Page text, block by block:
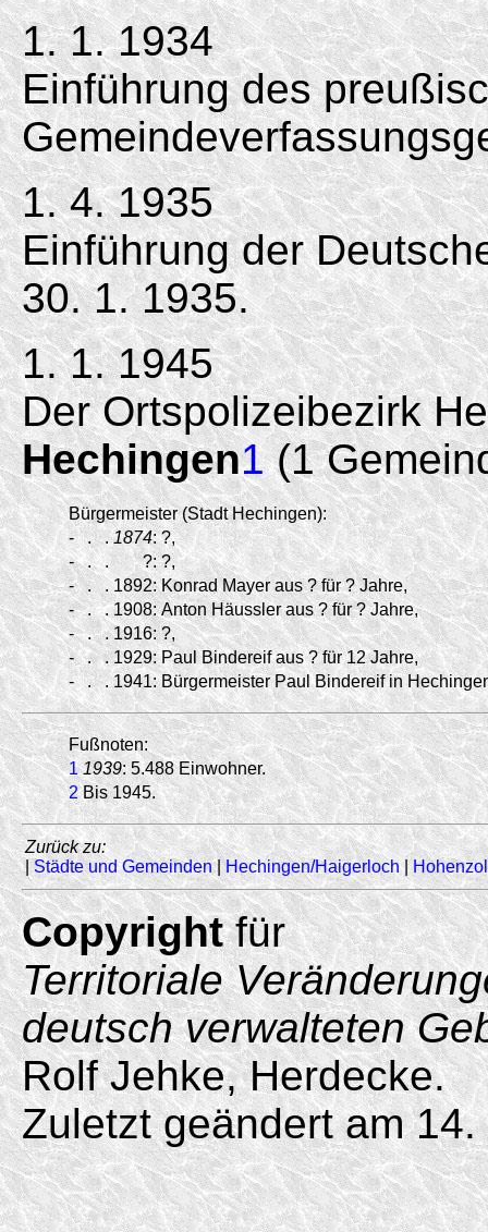
1. 1. 1934
Einführung des
1. 4. 1935
Einführung der
30. 1. 1935.
1. 1. 1945
Der Ortspolizeibezirk
Hechingen1(1
Bürgermeister (Stadt Hechingen):
-
. . 1874: ?,
-
. . ?: ?,
-
. . 1892: Konrad Mayer aus ? für ? Jahre,
-
. . 1908: Anton Häussler aus ? für ? Jahre,
-
. . 1916: ?,
-
. . 1929: Paul Bindereif aus ? für 12 Jahre,
- . . 1941: Bürgermeister Paul Bindereif in
Fußnoten:
1 1939: 5.488 Einwohner.
2 Bis 1945.
Zurück zu:
| Städte und Gemeinden| Hechingen/Haigerloch|
Copyrightfür
Territoriale
deutsch verwalteten
Rolf Jehke, Herdecke.
Zuletzt geändert am